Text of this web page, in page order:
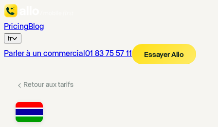
PricingBlog
fr
Parler à un commercial 01 83 75 57 11 Essayer Allo
Retour aux tarifs